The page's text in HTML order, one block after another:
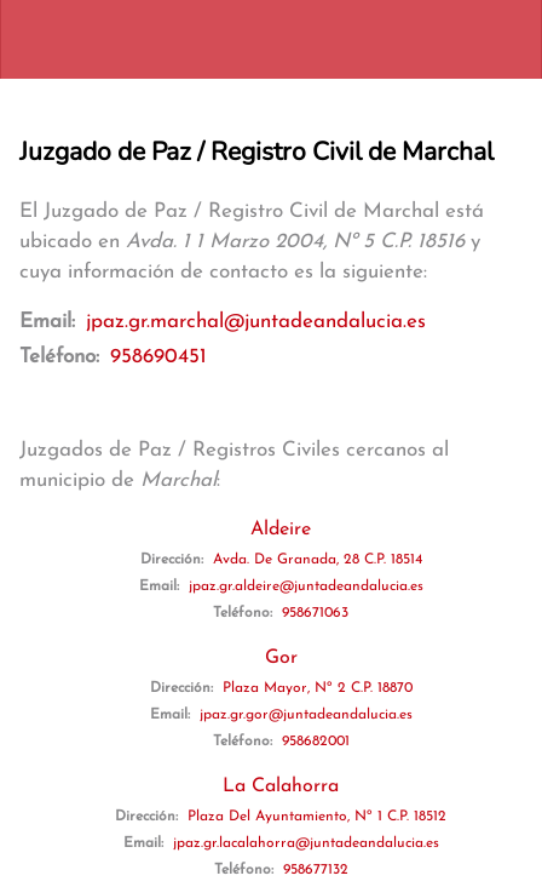
Juzgado de Paz / Registro Civil de Marchal
El Juzgado de Paz / Registro Civil de Marchal está
ubicado en Avda. 1 1 Marzo 2004, Nº 5 C.P. 18516y
cuya información de contacto es la siguiente:
Email: jpaz.gr.marchal@juntadeandalucia.es
Teléfono: 958690451
Juzgados de Paz / Registros Civiles cercanos al
municipio de Marchal:
Aldeire
Dirección:
Avda. De Granada, 28 C.P. 18514
Email:
jpaz.gr.aldeire@juntadeandalucia.es
Teléfono:
958671063
Gor
Dirección:
Plaza Mayor, Nº 2 C.P. 18870
Email:
jpaz.gr.gor@juntadeandalucia.es
Teléfono:
958682001
La Calahorra
Dirección:
Plaza Del Ayuntamiento, Nº 1 C.P. 18512
Email:
jpaz.gr.lacalahorra@juntadeandalucia.es
Teléfono:
958677132